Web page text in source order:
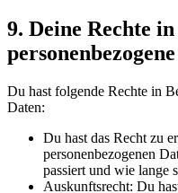
9. Deine Rechte
Du hast folgende Rechte in
Daten:
Du hast das Recht zu
personenbezogenen
passiert und wie lange
Auskunftsrecht: Du